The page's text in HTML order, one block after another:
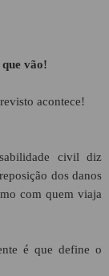
vão!
acontece!
civil diz
dos danos
com quem viaja
é que define o